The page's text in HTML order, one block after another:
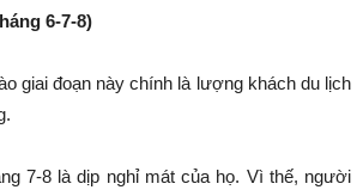
6-7-8)
giai đoạn này chính là lượng khách du lịch
7-8 là dịp nghỉ mát của họ. Vì thế, người